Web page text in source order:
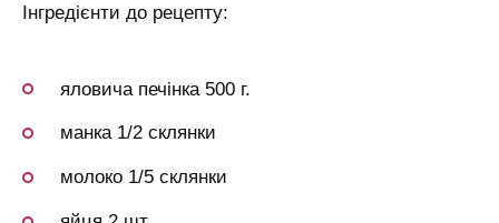
Інгредієнти до рецепту:
яловича печінка 500 г.
манка 1/2 склянки
молоко 1/5 склянки